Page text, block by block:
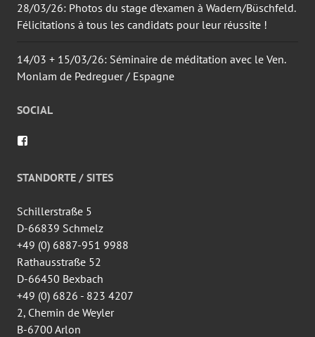
28/03/26: Photos du stage d’examen à Wadern/Büschfeld.
Félicitations à tous les candidats pour leur réussite !
14/03 + 15/03/26: Séminaire de méditation avec le Ven.
Monlam de Pedreguer / Espagne
SOCIAL
de
wingtsun.arlon
Facebook
STANDORTE / SITES
Schillerstraße 5
D-66839 Schmelz
+49 (0) 6887-951 9988
Rathausstraße 52
D-66450 Bexbach
+49 (0) 6826 - 823 4207
2, Chemin de Weyler
B-6700 Arlon